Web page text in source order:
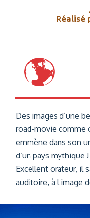
Réalisé
Des images d’une
road-movie comme
emmène dans son
d’un pays mythique !
Excellent orateur, il
auditoire, à l’image